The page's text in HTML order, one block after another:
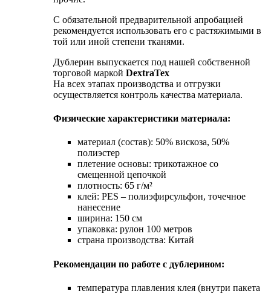
С обязательной предварительной апробацией
рекомендуется использовать его с растяжимыми в
той или иной степени тканями.
Дублерин выпускается под нашей собственной
торговой маркой DextraTex
На всех этапах производства и отгрузки
осуществляется контроль качества материала.
Физические характеристики материала:
материал (состав): 50% вискоза, 50%
полиэстер
плетение основы: трикотажное со
смещенной цепочкой
плотность: 65 г/м²
клей: PES – полиэфирсульфон, точечное
нанесение
ширина: 150 см
упаковка: рулон 100 метров
страна производства: Китай
Рекомендации по работе с дублерином:
температура плавления клея (внутри пакета